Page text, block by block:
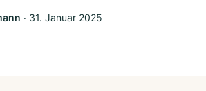
‧ 31. Januar 2025